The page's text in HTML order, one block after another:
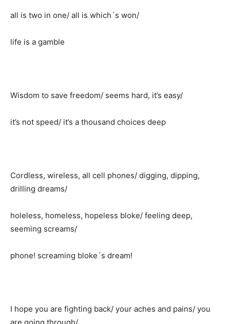
all is two in one/ all is which´s won/
life is a gamble
Wisdom to save freedom/ seems hard, it’s easy/
it’s not speed/ it’s a thousand choices deep
Cordless, wireless, all cell phones/ digging, dipping,
drilling dreams/
holeless, homeless, hopeless bloke/ feeling deep,
seeming screams/
phone! screaming bloke´s dream!
I hope you are fighting back/ your aches and pains/ you